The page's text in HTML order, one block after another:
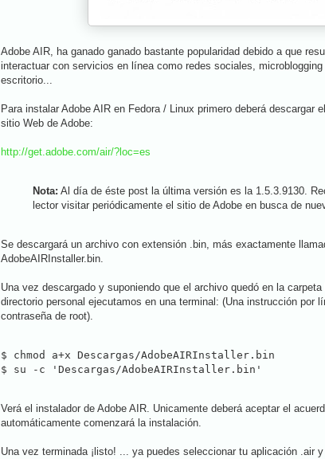
Adobe AIR, ha ganado ganado bastante popularidad debido a que
interactuar con servicios en línea como redes sociales, microblogging
escritorio...
Para instalar Adobe AIR en Fedora / Linux primero deberá descargar
sitio Web de Adobe:
http://get.adobe.com/air/?loc=es
Nota: Al día de éste post la última versión es la 1.5.3.9130.
lector visitar periódicamente el sitio de Adobe en busca de
Se descargará un archivo con extensión .bin, más exactamente
AdobeAIRInstaller.bin.
Una vez descargado y suponiendo que el archivo quedó en la
directorio personal ejecutamos en una terminal: (Una instrucción por
contraseña de root).
$ chmod a+x Descargas/AdobeAIRInstaller.bin
$ su -c 'Descargas/AdobeAIRInstaller.bin'
Verá el instalador de Adobe AIR. Unicamente deberá aceptar el
automáticamente comenzará la instalación.
Una vez terminada ¡listo! ... ya puedes seleccionar tu aplicación .air y